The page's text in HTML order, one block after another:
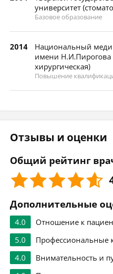
университет
Базовое образование
2014
Национальный
имени Н.И.Пирогова
хирургическая)
Повышение
Отзывы и оценки
Общий рейтинг
Дополнительные
4.0
Отношение к
5.0
Профессиональные
4.0
Внимательность и